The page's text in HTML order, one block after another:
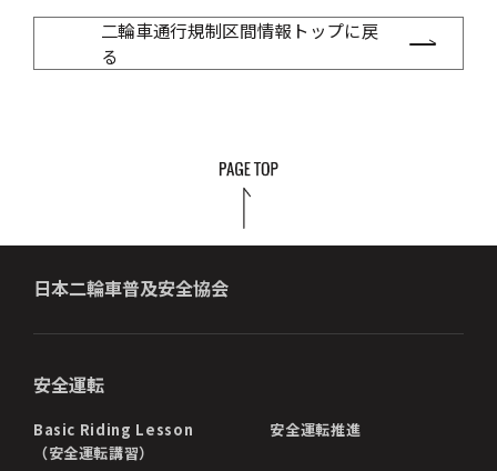
二輪車通行規制区間情報トップに戻
る
日本二輪車普及安全協会
安全運転
Basic Riding Lesson
（安全運転講習）
安全運転推進